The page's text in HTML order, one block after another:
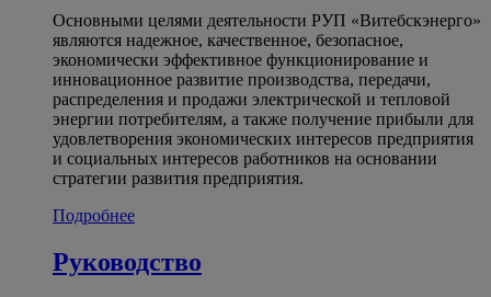
Основными целями деятельности РУП «Витебскэнерго»
являются надежное, качественное, безопасное,
экономически эффективное функционирование и
инновационное развитие производства, передачи,
распределения и продажи электрической и тепловой
энергии потребителям, а также получение прибыли для
удовлетворения экономических интересов предприятия
и социальных интересов работников на основании
стратегии развития предприятия.
Подробнее
Руководство